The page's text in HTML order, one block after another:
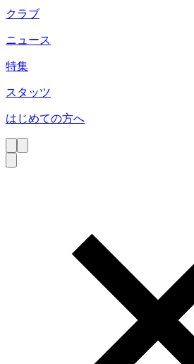
クラブ
ニュース
特集
スタッツ
はじめての方へ